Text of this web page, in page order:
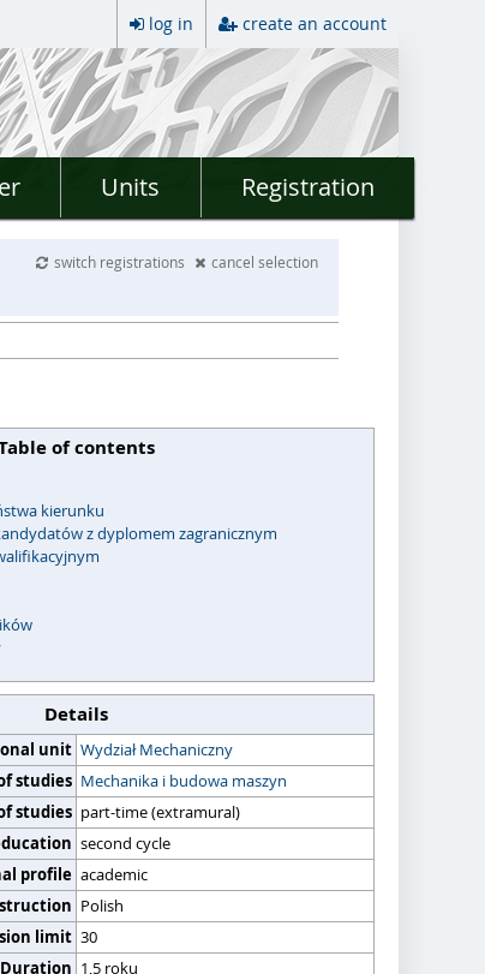
log in create an account
Units Registration
switch registrations
cancel selection
of contents
kierunku
z dyplomem zagranicznym
Details
unit Wydział Mechaniczny
studies Mechanika i budowa maszyn
studies part-time (extramural)
second cycle
profile academic
Polish
limit 30
Duration 1,5 roku